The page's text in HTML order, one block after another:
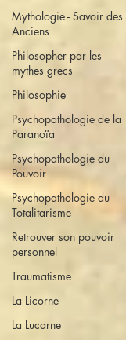
Mythologie - Savoir des
Anciens
Philosopher par les
mythes grecs
Philosophie
Psychopathologie de la
Paranoïa
Psychopathologie du
Pouvoir
Psychopathologie du
Totalitarisme
Retrouver son pouvoir
personnel
Traumatisme
La Licorne
La Lucarne